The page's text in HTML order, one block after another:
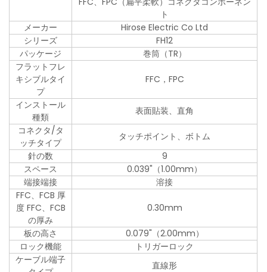
ト
メーカー
Hirose Electric Co Ltd
シリーズ
FH12
パッケージ
巻筒（TR）
フラットフレ
キシブルタイ
プ
FFC，FPC
インストール
種類
表面貼装、直角
コネクタ/タ
ッチタイプ
タッチポイント、ボトム
針の数
9
スペース
0.039"（1.00mm）
端接端接
溶接
FFC、FCB 厚
度 FFC、FCB
の厚み
0.30mm
板の高さ
0.079"（2.00mm）
ロック機能
トリガーロック
ケーブル端子
直線形